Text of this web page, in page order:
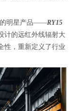
的明星产品——RY15
计的远红外线辐射大
性，重新定义了行业